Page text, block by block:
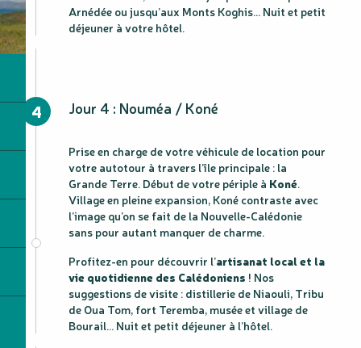
Arnédée ou jusqu’aux Monts Koghis… Nuit et petit
déjeuner à votre hôtel.
4 Jour 4 : Nouméa / Koné
Prise en charge de votre véhicule de location pour
votre autotour à travers l’île principale : la
Grande Terre. Début de votre périple à Koné.
Village en pleine expansion, Koné contraste avec
l’image qu’on se fait de la Nouvelle-Calédonie
sans pour autant manquer de charme.
Profitez-en pour découvrir l’artisanat local et la
vie quotidienne des Calédoniens ! Nos
suggestions de visite : distillerie de Niaouli, Tribu
de Oua Tom, fort Teremba, musée et village de
Bourail… Nuit et petit déjeuner à l’hôtel.